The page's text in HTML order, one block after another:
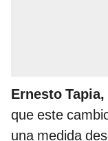
Ernesto Tapia,
que este
una medida